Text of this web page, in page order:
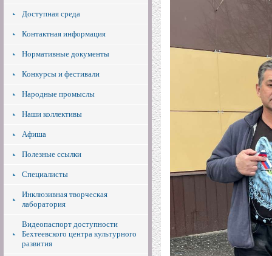
Доступная среда
Контактная информация
Нормативные документы
Конкурсы и фестивали
Народные промыслы
Наши коллективы
Афиша
Полезные ссылки
Специалисты
Инклюзивная творческая
лаборатория
Видеопаспорт доступности
Бехтеевского центра культурного
развития